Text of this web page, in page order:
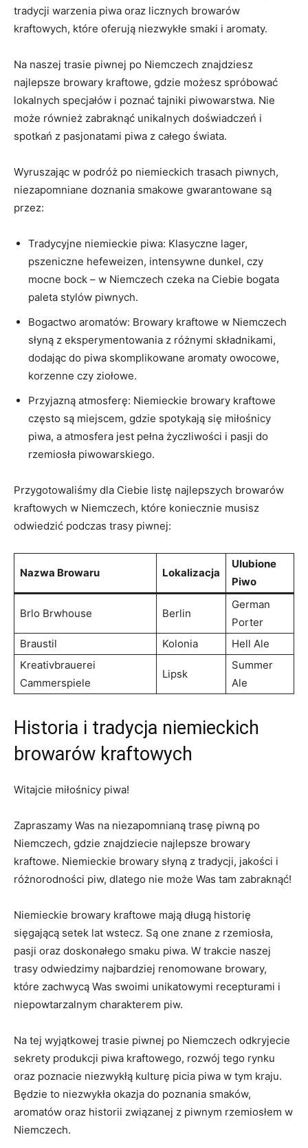
tradycji warzenia piwa oraz licznych browarów
kraftowych, które oferują niezwykłe smaki i aromaty.
Na naszej​ trasie piwnej po Niemczech znajdziesz
najlepsze browary kraftowe, gdzie możesz spróbować
‌lokalnych‍ specjałów i ⁣poznać tajniki piwowarstwa. Nie
może również zabraknąć unikalnych ​doświadczeń i
spotkań z pasjonatami piwa z całego świata.
Wyruszając w podróż po niemieckich trasach piwnych,
niezapomniane doznania smakowe gwarantowane są
⁤przez:
Tradycyjne ​niemieckie piwa: Klasyczne lager,
pszeniczne hefeweizen, ‍intensywne ‍dunkel, czy​
mocne bock – w ​Niemczech czeka na Ciebie ⁢bogata
paleta stylów piwnych.
Bogactwo ⁣aromatów: Browary kraftowe w Niemczech
słyną z eksperymentowania z różnymi składnikami,
dodając do piwa skomplikowane aromaty owocowe,
korzenne czy ziołowe.
Przyjazną atmosferę: Niemieckie browary kraftowe
często są miejscem, gdzie‍ spotykają ‍się miłośnicy
‌piwa, a atmosfera jest pełna ⁣życzliwości i ⁢pasji do
rzemiosła piwowarskiego.
Przygotowaliśmy dla Ciebie listę​ najlepszych browarów
kraftowych​ w Niemczech, które koniecznie ​musisz
odwiedzić podczas trasy piwnej:
Nazwa Browaru Lokalizacja
Ulubione
Piwo
Brlo Brwhouse Berlin
German
Porter
Braustil
Kolonia
Hell Ale
Kreativbrauerei
Cammerspiele
Lipsk
Summer
Ale
Historia i tradycja niemieckich
browarów ⁤kraftowych
Witajcie miłośnicy piwa!
Zapraszamy Was na ‍niezapomnianą trasę⁤ piwną po
Niemczech, gdzie znajdziecie najlepsze browary
kraftowe. Niemieckie browary słyną z tradycji, jakości i
różnorodności piw, dlatego nie może Was tam zabraknąć!
Niemieckie​ browary kraftowe mają długą historię
sięgającą setek ⁤lat ‌wstecz. Są one znane z rzemiosła,
pasji oraz doskonałego smaku‌ piwa. ⁣W trakcie naszej
trasy ‍odwiedzimy najbardziej renomowane browary,
‍które zachwycą Was swoimi ‍unikatowymi ​recepturami⁤ i⁤
niepowtarzalnym charakterem piw.
Na tej ‌wyjątkowej trasie piwnej po Niemczech odkryjecie
sekrety produkcji piwa‍ kraftowego,⁢ rozwój tego rynku
oraz poznacie niezwykłą kulturę⁣ picia piwa w ‌tym kraju.
Będzie to niezwykła okazja do‌ poznania smaków,
aromatów oraz historii związanej ‌z ‍piwnym rzemiosłem w
Niemczech.